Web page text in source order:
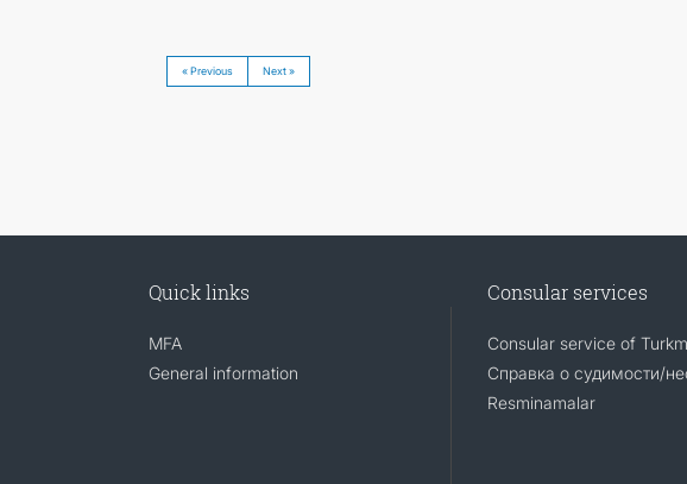
« Previous Next »
Quick links
MFA
General information
Consular services
Consular service of
Справка о судимости/
Resminamalar